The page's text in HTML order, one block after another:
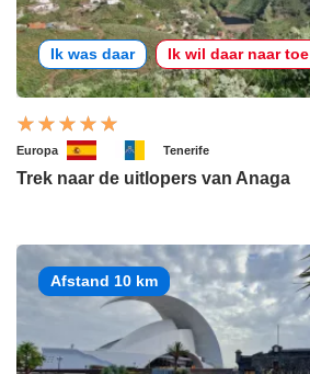
Ik was daar Ik wil daar naar toe
Europa Tenerife
Trek naar de uitlopers van Anaga
Afstand 10 km